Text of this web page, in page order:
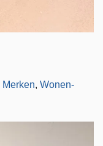
Merken, Wonen-